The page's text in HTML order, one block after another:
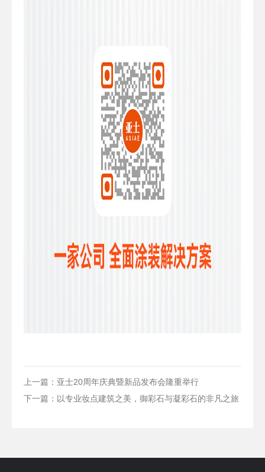
上一篇：亚士20周年庆典暨新品发布会隆重举行
下一篇：以专业妆点建筑之美，御彩石与凝彩石的非凡之旅